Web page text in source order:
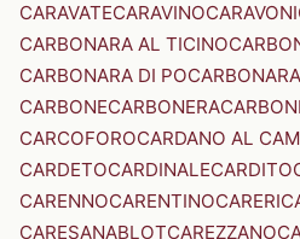
CARAVATECARAVINO
CARBONARA AL TICINO
CARBONARA DI PO
CARBONECARBONERA
CARCOFOROCARDANO AL
CARDETOCARDINALECARDITO
CARENNOCARENTINOCARERI
CARESANABLOTCAREZZANO